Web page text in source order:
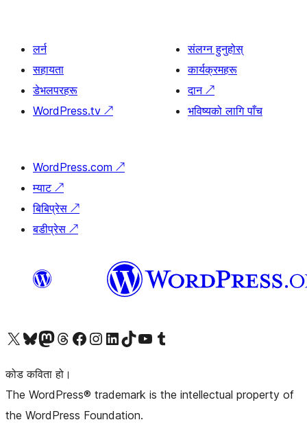
लर्न
सहायता
डेभलपरहरू
WordPress.tv ↗
संलग्न हुनुहोस्
कार्यक्रमहरू
दान ↗
भविष्यको लागि पाँच
WordPress.com ↗
म्याट ↗
बिबिप्रेस ↗
बडीप्रेस ↗
हाम्रो X (पहिले ट्विटर) खातामा जानुहोस्
हाम्रो Bluesky खाता भ्रमण गर्नुहोस्
हाम्रो म्यास्टोडन खाता भ्रमण गर्नुहोस्
हाम्रो थ्रेड्स खातामा जानुहोस्
हाम्रो फेसबुक पेजमा जानुहोस्
हाम्रो इन्स्टाग्राम खातामा जानुहोस्
हाम्रो लिङ्क्डइन खातामा जानुहोस्
हाम्रो TikTok खाता भ्रमण गर्नुहोस्
हाम्रो युट्युब च्यानलमा जानुहोस्
हाम्रो टम्बलर खाता भ्रमण गर्नुहोस्
कोड कविता हो।
The WordPress® trademark is the intellectual property of
the WordPress Foundation.